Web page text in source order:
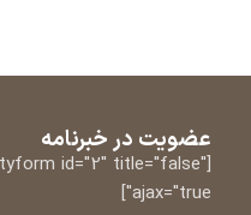
عضویت در خبرنامه
id="2" title="false"
ajax="true"]